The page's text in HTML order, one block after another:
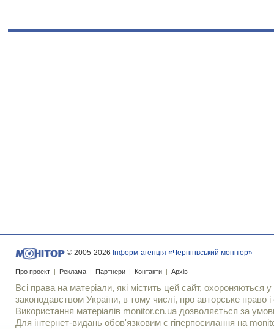
© 2005-2026 Інформ-агенція «Чернігівський монітор»
Про проект | Реклама | Партнери | Контакти | Архів
Всі права на матеріали, які містить цей сайт, охороняються у
законодавством України, в тому числі, про авторське право і
Використання матерiалiв monitor.cn.ua дозволяється за
Для iнтернет-видань обов'язковим є гiперпосилання на